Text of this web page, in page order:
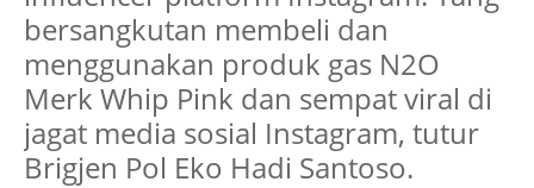
bersangkutan membeli dan
menggunakan produk gas N2O
Merk Whip Pink dan sempat viral di
jagat media sosial Instagram, tutur
Brigjen Pol Eko Hadi Santoso.